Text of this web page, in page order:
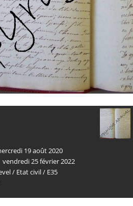
19 août 2020
vendredi 25 février 2022
/ Etat civil/ E35